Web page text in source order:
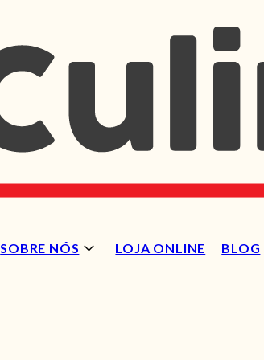
SOBRE NÓS LOJA ONLINE BLOG